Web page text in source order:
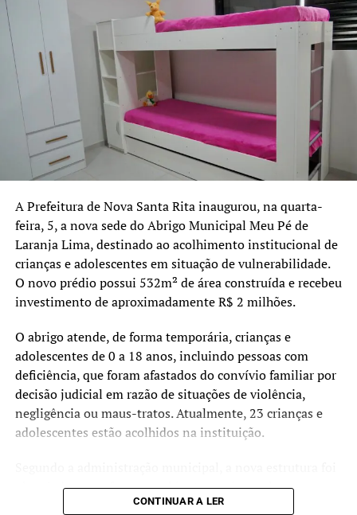
Segundo os dados informados pelo coletivo, o Rio
Grande do Sul registra atualmente 43 casos de
feminicídio. A proposta dos Bancos Vermelhos é
contribuir para a sensibilização da população e reforçar o
debate sobre a prevenção da violência contra as
mulheres.
A Prefeitura de Nova Santa Rita inaugurou, na quarta-
feira, 5, a nova sede do Abrigo Municipal Meu Pé de
Laranja Lima, destinado ao acolhimento institucional de
crianças e adolescentes em situação de vulnerabilidade.
O novo prédio possui 532m² de área construída e recebeu
investimento de aproximadamente R$ 2 milhões.
O abrigo atende, de forma temporária, crianças e
adolescentes de 0 a 18 anos, incluindo pessoas com
deficiência, que foram afastados do convívio familiar por
decisão judicial em razão de situações de violência,
negligência ou maus-tratos. Atualmente, 23 crianças e
adolescentes estão acolhidos na instituição.
planejada para oferecer ambientes mais amplos,
acessíveis e adequados às necessidades dos acolhidos e
CONTINUAR A LER